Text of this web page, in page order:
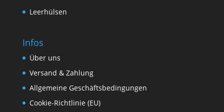
Leerhülsen
Infos
Über uns
Versand & Zahlung
Allgemeine Geschäftsbedingungen
Cookie-Richtlinie (EU)